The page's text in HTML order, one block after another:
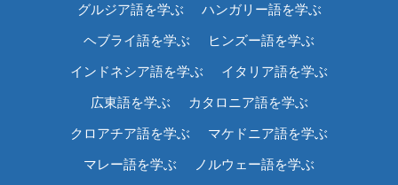
グルジア語を学ぶ ハンガリー語を学ぶ
ヘブライ語を学ぶ ヒンズー語を学ぶ
インドネシア語を学ぶ イタリア語を学ぶ
広東語を学ぶ カタロニア語を学ぶ
クロアチア語を学ぶ マケドニア語を学ぶ
マレー語を学ぶ ノルウェー語を学ぶ